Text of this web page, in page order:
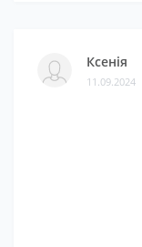
Ксенія
11.09.2024